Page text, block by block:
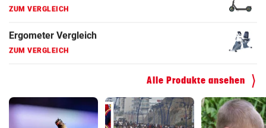
ZUM VERGLEICH
Faszienrolle Vergleich
ZUM VERGLEICH
Kinderfahrrad Vergleich
Alle Produkte ansehen